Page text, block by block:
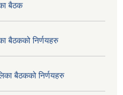
बैठक
बैठकको निर्णयहरु
बैठकको निर्णयहरु